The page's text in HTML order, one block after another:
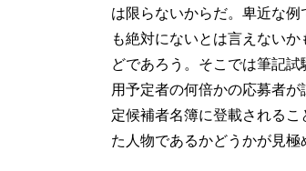
は限らないからだ。卑近な
も絶対にないとは言えない
どであろう。そこでは筆記
用予定者の何倍かの応募者が
定候補者名簿に登載される
た人物であるかどうかが見極